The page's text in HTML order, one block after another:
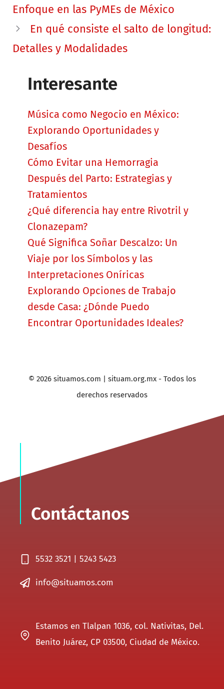
Enfoque en las PyMEs de México
En qué consiste el salto de longitud:
Detalles y Modalidades
Interesante
Música como Negocio en México:
Explorando Oportunidades y
Desafíos
Cómo Evitar una Hemorragia
Después del Parto: Estrategias y
Tratamientos
¿Qué diferencia hay entre Rivotril y
Clonazepam?
Qué Significa Soñar Descalzo: Un
Viaje por los Símbolos y las
Interpretaciones Oníricas
Explorando Opciones de Trabajo
desde Casa: ¿Dónde Puedo
Encontrar Oportunidades Ideales?
© 2026 situamos.com | situam.org.mx - Todos los
derechos reservados
Contáctanos
5532 3521 | 5243 5423
info@situamos.com
Estamos en Tlalpan 1036, col. Nativitas, Del.
Benito Juárez, CP 03500, Ciudad de México.